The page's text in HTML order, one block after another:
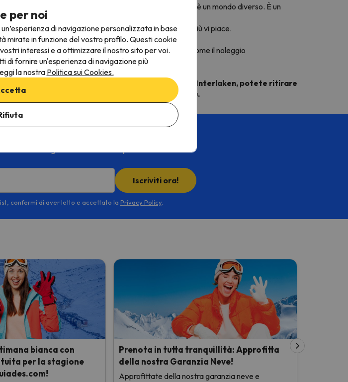
livello del mare, lo si percepisce al primo passo: questo è un mondo diverso. È un
sito potrete scegliere l'hotel o l'appartamento che più vi piace.
anche aggiungere i complementi che desiderate, come il noleggio
o snowboard.
che ne avrete bisogno. Anche se soggiornate a Interlaken, potete ritirare
a qualsiasi punto della stazione della Jungfrau.
Iscriviti ora!
confermi di aver letto e accettato la Privacy Policy.
bianca con
per la stagione
Prenota in tutta tranquillità: Approfitta
della nostra Garanzia Neve!
Approfittate della nostra garanzia neve e
per noi
di navigazione personalizzata in base
mirate in funzione del vostro profilo. Questi cookie
interessi e a ottimizzare il nostro sito per voi.
di fornire un'esperienza di navigazione più
la nostra Politica sui Cookies.